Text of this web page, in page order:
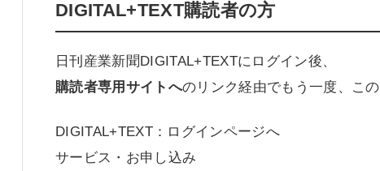
DIGITAL+TEXT購読者の方
日刊産業新聞DIGITAL+TEXTにログイン後、
購読者専用サイトへのリンク経由でもう一度、こ
DIGITAL+TEXT：ログインページへ
サービス・お申し込み